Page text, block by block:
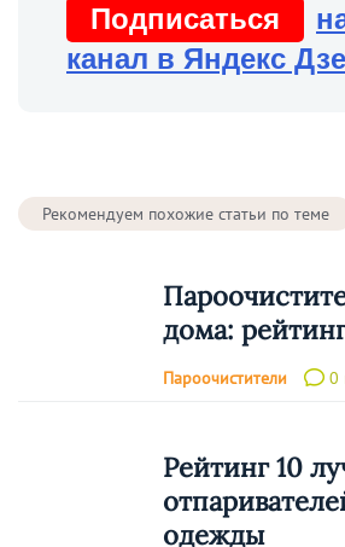
Подписаться
канал в Яндекс
Рекомендуем похожие статьи по теме
дома:
Пароочистители 0
Рейтинг 10
одежды